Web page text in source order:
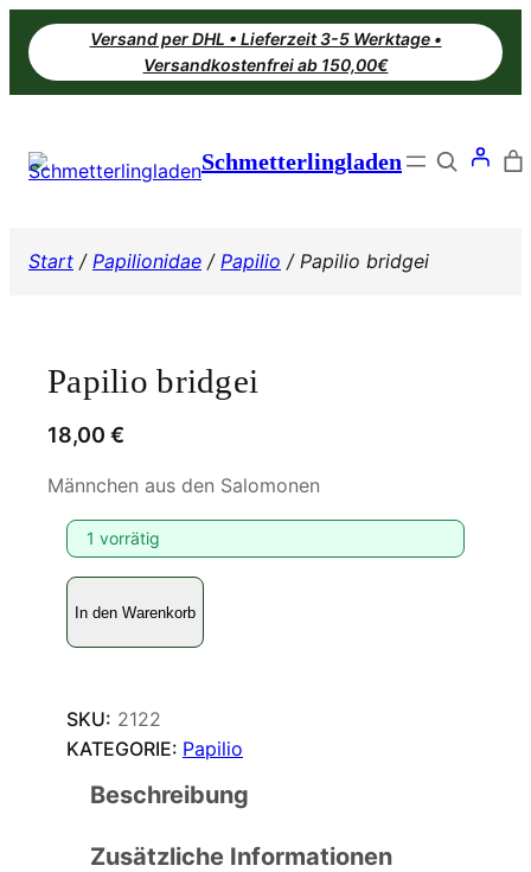
Zum
Inhalt
springen
Versand per DHL • Lieferzeit 3-5 Werktage •
Versandkostenfrei ab 150,00€
Schmetterlingladen Search
Start / Papilionidae / Papilio / Papilio bridgei
Papilio bridgei
18,00 €
Männchen aus den Salomonen
1 vorrätig
P
p
l
i
In den Warenkorb
SKU: 2122
KATEGORIE: Papilio
Beschreibung
Zusätzliche Informationen